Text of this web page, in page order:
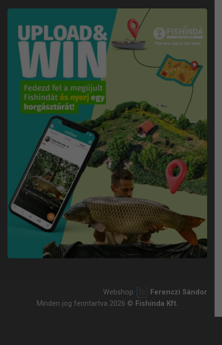
Webshop:
Ferenczi Sándor
Minden jog fenntartva 2026 © Fishinda Kft.